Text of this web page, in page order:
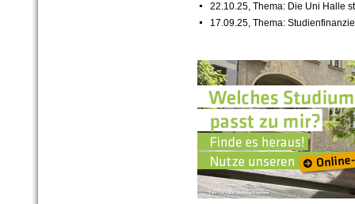
22.10.25, Thema: Die Uni Halle
17.09.25, Thema: